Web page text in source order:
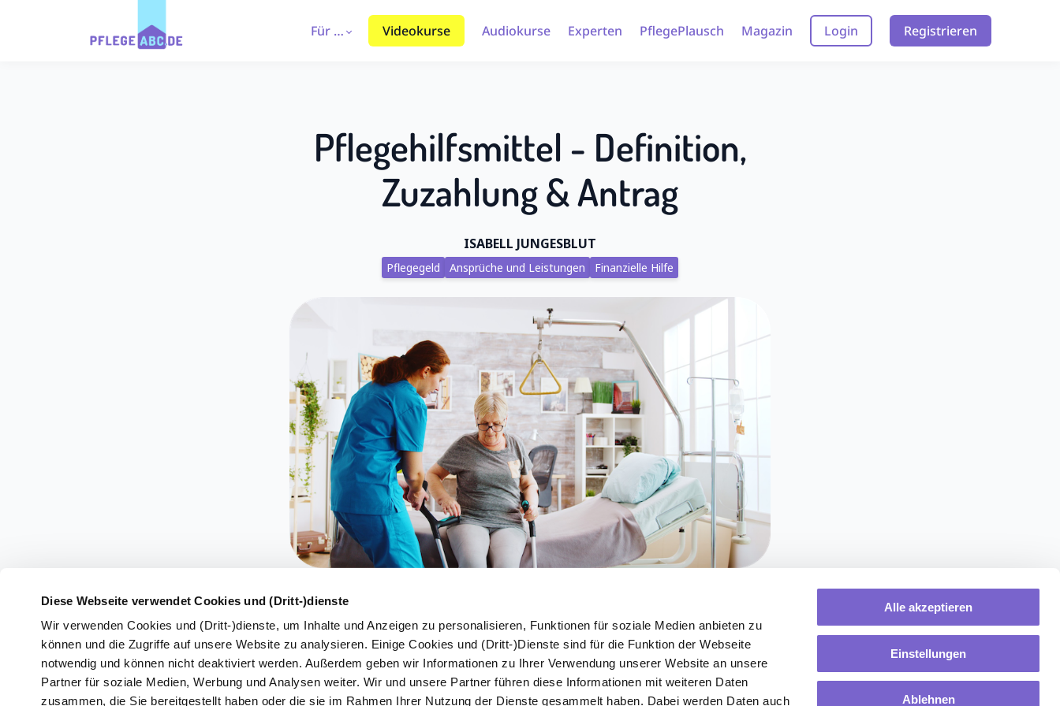
Diese Webseite verwendet Cookies und (Dritt-)dienste
Wir verwenden Cookies und (Dritt-)dienste, um Inhalte und Anzeigen zu personalisieren, Funktionen für soziale Medien anbieten zu
können und die Zugriffe auf unsere Website zu analysieren. Einige Cookies und (Dritt-)Dienste sind für die Funktion der Webseite
notwendig und können nicht deaktiviert werden. Außerdem geben wir Informationen zu Ihrer Verwendung unserer Website an unsere
Partner für soziale Medien, Werbung und Analysen weiter. Wir und unsere Partner führen diese Informationen mit weiteren Daten
zusammen, die Sie bereitgestellt haben oder die sie im Rahmen Ihrer Nutzung der Dienste gesammelt haben. Dabei werden Daten auch
Alle akzeptieren
Einstellungen
Ablehnen
Für … Videokurse Audiokurse Experten PflegePlausch Magazin Login Registrieren
Pflegehilfsmittel - Definition,
Zuzahlung & Antrag
ISABELL JUNGESBLUT
Pflegegeld Ansprüche und Leistungen Finanzielle Hilfe
Pflegehilfsmittel im Überblick: Ihre Alltagshelfer für die Pflege
Pflegehilfsmittel beantragen